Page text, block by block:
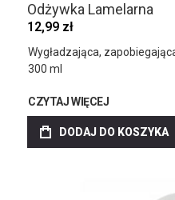
Odżywka Lamelarna
12,99 zł
Wygładzająca,
300 ml
CZYTAJ WIĘCEJ
DODAJ DO KOSZYKA